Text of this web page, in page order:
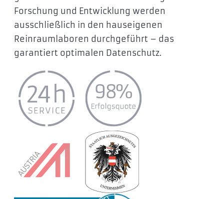
Forschung und Entwicklung werden
ausschließlich in den hauseigenen
Reinraumlaboren durchgeführt – das
garantiert optimalen Datenschutz.